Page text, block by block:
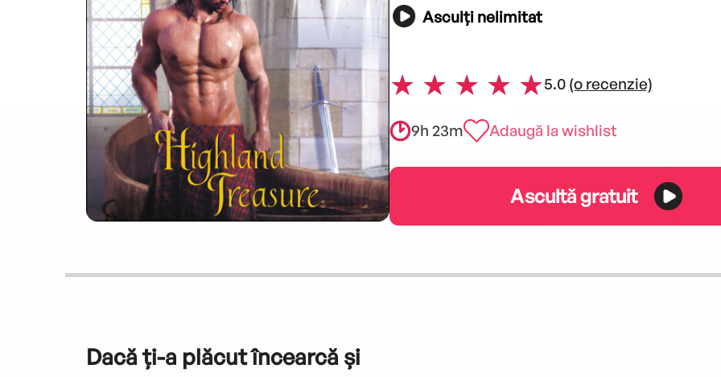
Asculți nelimitat
5.0 (o recenzie)
9h 23m Adaugă la wishlist
Ascultă gratuit
Dacă ți-a plăcut încearcă și